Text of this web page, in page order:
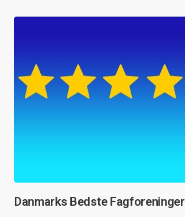
Danmarks Bedste Fagforeninger